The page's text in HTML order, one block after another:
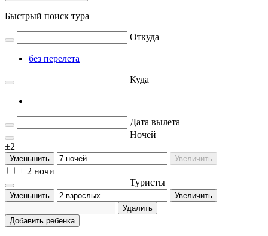
Быстрый поиск тура
Откуда
без перелета
Куда
Дата вылета
Ночей
±2
Уменьшить Увеличить
± 2 ночи
Туристы
Уменьшить
Увеличить
Удалить
Добавить ребенка